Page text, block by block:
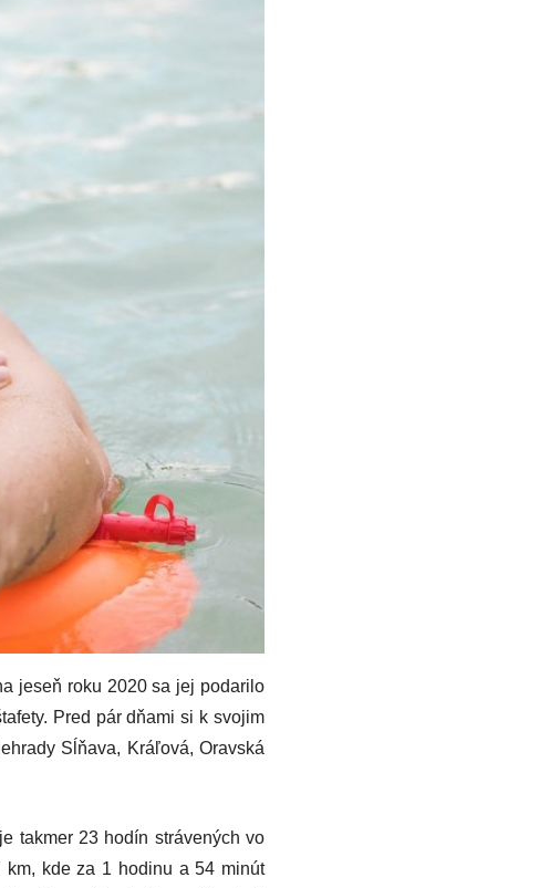
jeseň roku 2020 sa jej podarilo
Pred pár dňami si k svojim
Sĺňava, Kráľová, Oravská
takmer 23 hodín strávených vo
km, kde za 1 hodinu a 54 minút